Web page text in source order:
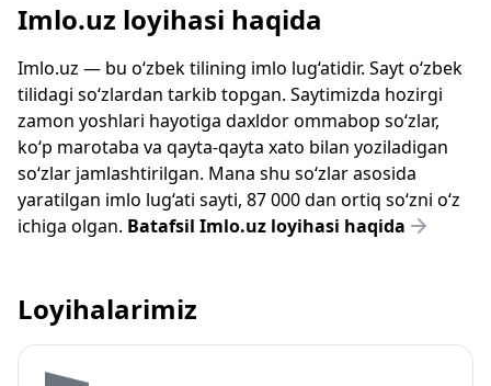
Imlo.uz loyihasi haqida
Imlo.uz — bu o‘zbek tilining imlo lug‘atidir. Sayt o‘zbek
tilidagi so‘zlardan tarkib topgan. Saytimizda hozirgi
zamon yoshlari hayotiga daxldor ommabop so‘zlar,
ko‘p marotaba va qayta-qayta xato bilan yoziladigan
so‘zlar jamlashtirilgan. Mana shu so‘zlar asosida
yaratilgan imlo lug‘ati sayti, 87 000 dan ortiq so‘zni o‘z
ichiga olgan. Batafsil Imlo.uz loyihasi haqida
Loyihalarimiz